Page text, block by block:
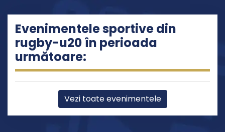
Evenimentele sportive din
rugby-u20 în perioada
următoare:
Vezi toate evenimentele